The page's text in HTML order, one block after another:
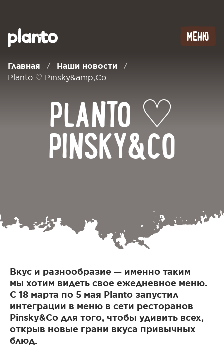
МЕНЮ
Главная / Наши новости /
Planto ♡ Pinsky&amp;Co
PLANTO ♡
PINSKY&CO
Вкус и разнообразие — именно таким
мы хотим видеть свое ежедневное меню.
С 18 марта по 5 мая Planto запустил
интеграции в меню в сети ресторанов
Pinsky&Co для того, чтобы удивить всех,
открыв новые грани вкуса привычных
блюд.